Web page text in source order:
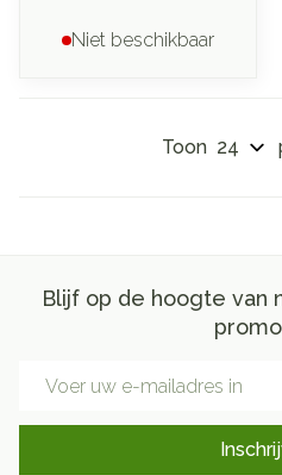
Niet beschikbaar
Toon
Blijf op de hoogte van